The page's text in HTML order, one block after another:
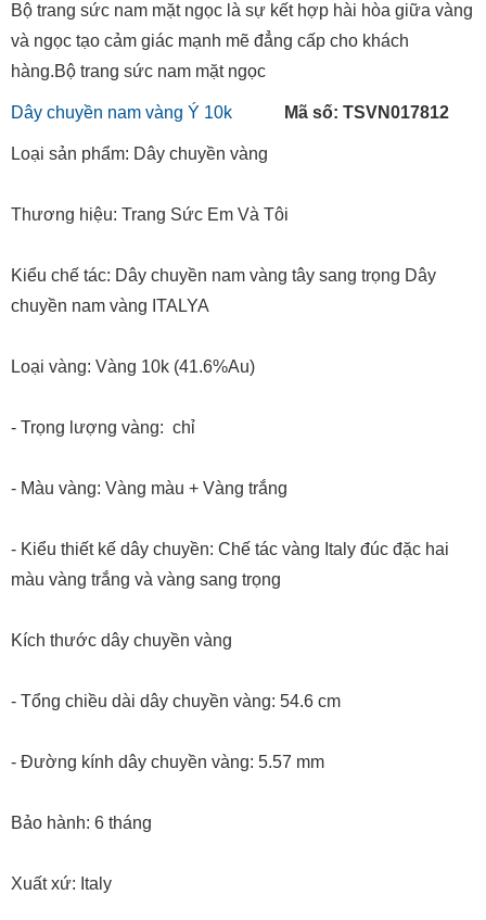
Bộ trang sức nam mặt ngọc là sự kết hợp hài hòa giữa vàng
và ngọc tạo cảm giác mạnh mẽ đẳng cấp cho khách
hàng.Bộ trang sức nam mặt ngọc
Dây chuyền nam vàng Ý 10k Mã số: TSVN017812
Loại sản phẩm: Dây chuyền vàng
Thương hiệu: Trang Sức Em Và Tôi
Kiểu chế tác: Dây chuyền nam vàng tây sang trọng Dây
chuyền nam vàng ITALYA
Loại vàng: Vàng 10k (41.6%Au)
- Trọng lượng vàng: chỉ
- Màu vàng: Vàng màu + Vàng trắng
- Kiểu thiết kế dây chuyền: Chế tác vàng Italy đúc đặc hai
màu vàng trắng và vàng sang trọng
Kích thước dây chuyền vàng
- Tổng chiều dài dây chuyền vàng: 54.6 cm
- Đường kính dây chuyền vàng: 5.57 mm
Bảo hành: 6 tháng
Xuất xứ: Italy